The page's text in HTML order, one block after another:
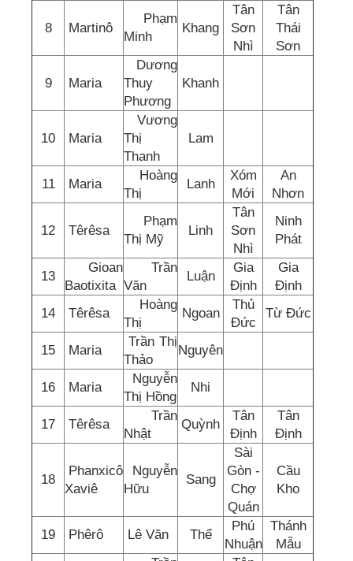
8 Martinô
Phạm
Minh
Khang
Tân
Sơn
Nhì
Tân
Thái
Sơn
9 Maria
Dương
Thuy
Phương
Khanh
10 Maria
Vương
Thị
Thanh
Lam
11 Maria
Hoàng
Thị
Lanh
Xóm
Mới
An
Nhơn
12 Têrêsa
Phạm
Thị Mỹ
Linh
Tân
Sơn
Nhì
Ninh
Phát
13
Gioan
Baotixita
Trần
Văn
Luận
Gia
Định
Gia
Định
14
Têrêsa
Hoàng
Thị
Ngoan
Thủ
Đức
Từ Đức
15 Maria
Trần Thị
Thảo
Nguyên
16 Maria
Nguyễn
Thị Hồng
Nhi
17 Têrêsa
Trần
Nhật
Quỳnh
Tân
Định
Tân
Định
18
Phanxicô
Xaviê
Nguyễn
Hữu
Sang
Sài
Gòn -
Chợ
Quán
Cầu
Kho
19 Phêrô Lê Văn Thể
Phú
Nhuận
Thánh
Mẫu